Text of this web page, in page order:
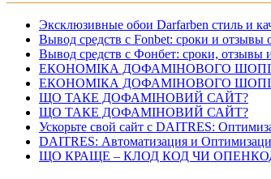
Эксклюзивные обои Darfarben стиль и
Вывод средств с Fonbet: сроки и отзывы
Вывод средств с Фонбет: сроки, отзывы
ЕКОНОМІКА ДОФАМІНОВОГО
ЕКОНОМІКА ДОФАМІНОВОГО
ЩО ТАКЕ ДОФАМІНОВИЙ САЙТ?
ЩО ТАКЕ ДОФАМІНОВИЙ САЙТ?
Ускорьте свой сайт с DAITRES:
DAITRES: Автоматизация и
ЩО КРАЩЕ – КЛОД КОД ЧИ